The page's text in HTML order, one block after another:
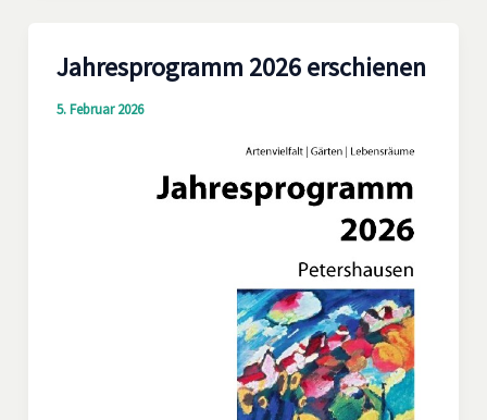
Jahresprogramm 2026 erschienen
5. Februar 2026